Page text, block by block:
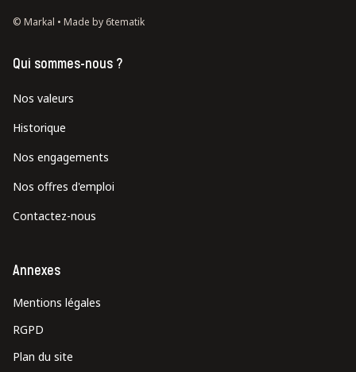
© Markal • Made by 6tematik
Qui sommes-nous ?
Nos valeurs
Historique
Nos engagements
Nos offres d'emploi
Contactez-nous
Annexes
Mentions légales
RGPD
Plan du site